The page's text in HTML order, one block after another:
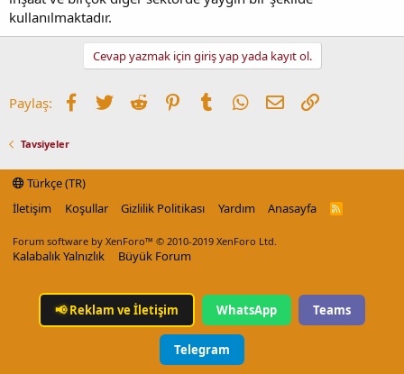
kullanılmaktadır.
Cevap yazmak için giriş yap yada kayıt ol.
Paylaş: Facebook
TwitterReddit PinterestTumblrWhatsApp
E-postaLink
Tavsiyeler
Türkçe (TR)
İletişim
Koşullar Gizlilik Politikası Yardım Anasayfa
R
Forum software by XenForo™ © 2010-2019 XenForo Ltd.
Kalabalık Yalnızlık Büyük Forum
📢Reklam ve İletişim WhatsApp Teams
Telegram